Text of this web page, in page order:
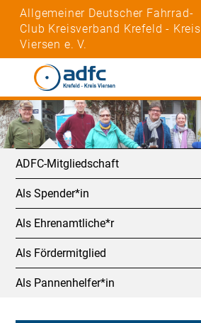
Allgemeiner Deutscher Fahrrad-
Club Kreisverband Krefeld - Kreis
Viersen e. V.
ADFC-Mitgliedschaft
Als Spender*in
Als Ehrenamtliche*r
Als Fördermitglied
Als Pannenhelfer*in